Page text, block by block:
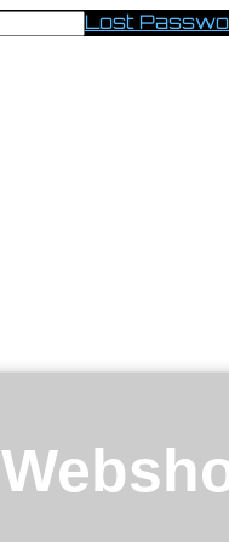
Lost